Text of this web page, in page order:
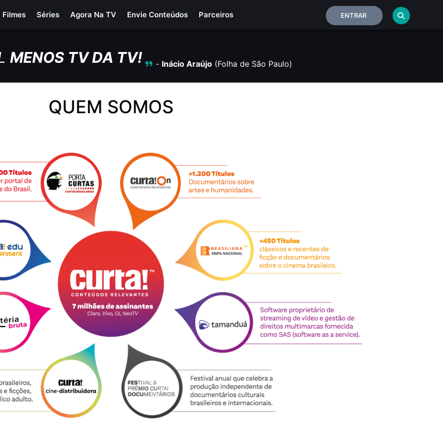
Filmes Séries Agora Na TV Envie Conteúdos Parceiros ENTRAR
MENOS TV DA TV! - Inácio Araújo (Folha de São Paulo)
QUEM SOMOS